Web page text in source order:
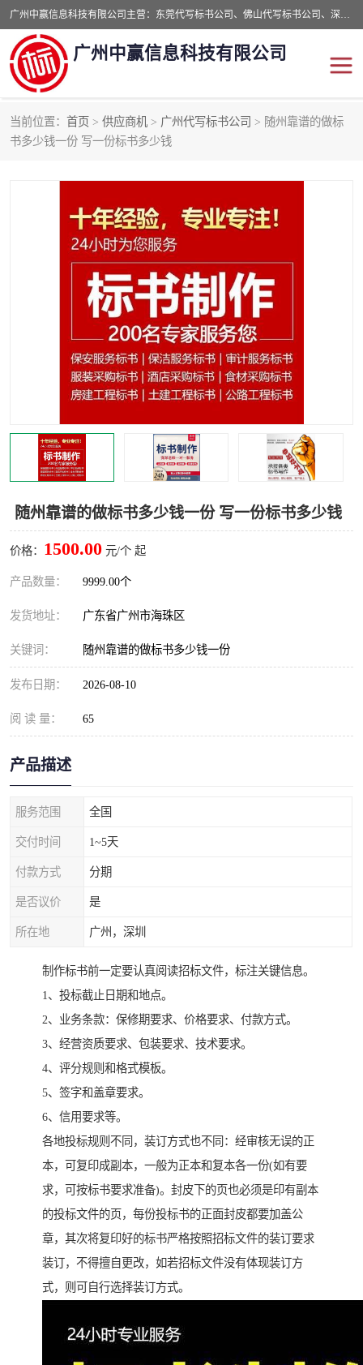
广州中赢信息科技有限公司主营：东莞代写标书公司、佛山代写标书公司、深圳代写标书公司等,食品类标书、工程类类标书,经验丰富的标书制作团队,24小时加急服务,多对一服务。
广州中赢信息科技有限公司
当前位置： 首页 > 供应商机 > 广州代写标书公司 > 随州靠谱的做标
书多少钱一份 写一份标书多少钱
随州靠谱的做标书多少钱一份 写一份标书多少钱
价格： 1500.00 元/个 起
产品数量： 9999.00个
发货地址： 广东省广州市海珠区
关键词： 随州靠谱的做标书多少钱一份
发布日期： 2026-08-10
阅 读 量： 65
产品描述
服务范围 全国
交付时间 1~5天
付款方式 分期
是否议价 是
所在地 广州，深圳
制作标书前一定要认真阅读招标文件，标注关键信息。
1、投标截止日期和地点。
2、业务条款：保修期要求、价格要求、付款方式。
3、经营资质要求、包装要求、技术要求。
4、评分规则和格式模板。
5、签字和盖章要求。
6、信用要求等。
各地投标规则不同，装订方式也不同：经审核无误的正
本，可复印成副本，一般为正本和复本各一份(如有要
求，可按标书要求准备)。封皮下的页也必须是印有副本
的投标文件的页，每份投标书的正面封皮都要加盖公
章，其次将复印好的标书严格按照招标文件的装订要求
装订，不得擅自更改，如若招标文件没有体现装订方
式，则可自行选择装订方式。
东莞代写标书公司
深圳代写标书公司 广州代写标书公司